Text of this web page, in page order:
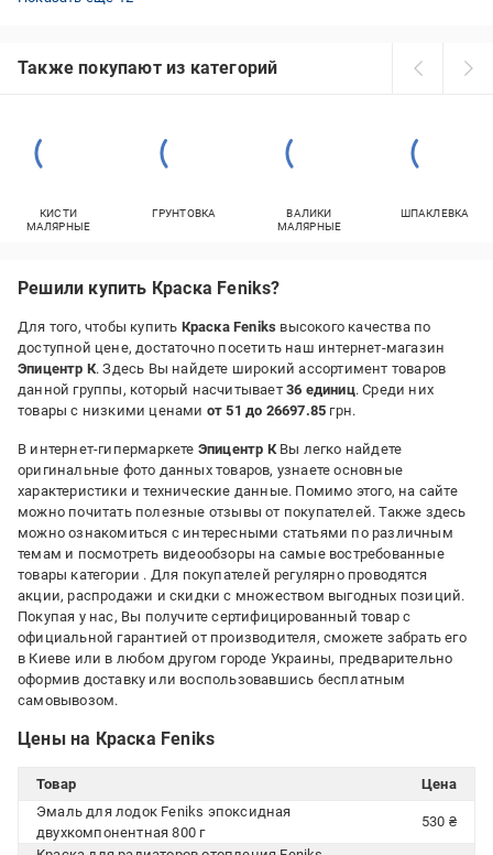
Также покупают из категорий
КИСТИ
МАЛЯРНЫЕ
ГРУНТОВКА
ВАЛИКИ
МАЛЯРНЫЕ
ШПАКЛЕВКА
Решили купить Краска Feniks?
Для того, чтобы купить Краска Feniks высокого качества по
доступной цене, достаточно посетить наш интернет-магазин
Эпицентр К. Здесь Вы найдете широкий ассортимент товаров
данной группы, который насчитывает 36 единиц. Среди них
товары с низкими ценами от 51 до 26697.85 грн.
В интернет-гипермаркете Эпицентр КВы легко найдете
оригинальные фото данных товаров, узнаете основные
характеристики и технические данные. Помимо этого, на сайте
можно почитать полезные отзывы от покупателей. Также здесь
можно ознакомиться с интересными статьями по различным
темам и посмотреть видеообзоры на самые востребованные
товары категории . Для покупателей регулярно проводятся
акции, распродажи и скидки с множеством выгодных позиций.
Покупая у нас, Вы получите сертифицированный товар с
официальной гарантией от производителя, сможете забрать его
в Киеве или в любом другом городе Украины, предварительно
оформив доставку или воспользовавшись бесплатным
самовывозом.
Цены на Краска Feniks
Товар
Цена
Эмаль для лодок Feniks эпоксидная
двухкомпонентная 800 г
530 ₴